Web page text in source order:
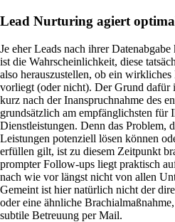
Lead Nurturing agiert
Je eher Leads nach ihrer
ist die Wahrscheinlichkeit, diese
also herauszustellen, ob ein
vorliegt (oder nicht). Der Grund dafür
kurz nach der Inanspruchnahme des
grundsätzlich am empfänglichsten für
Dienstleistungen. Denn das Problem,
Leistungen potenziell lösen können
erfüllen gilt, ist zu diesem Zeitpunkt
prompter Follow-ups liegt praktisch
nach wie vor längst nicht von allen
Gemeint ist hier natürlich nicht der
oder eine ähnliche
subtile Betreuung per Mail.